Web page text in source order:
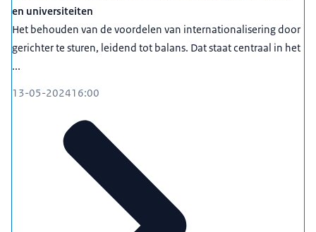
en universiteiten
Het behouden van de voordelen van internationalisering door
gerichter te sturen, leidend tot balans. Dat staat centraal in het
...
13-05-202416:00